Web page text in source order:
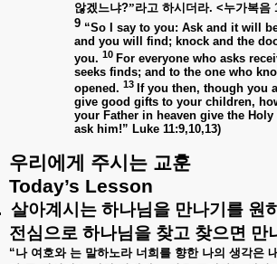
않겠느냐?”라고 하시더라. <누가복음
9 “So I say to you: Ask and it will
and you will find; knock and the
you. 10 For everyone who asks
seeks finds; and to the one who
opened. 13 If you then, though you
give good gifts to your children,
your Father in heaven give the
ask him!” Luke 11:9,10,13)
우리에게 주시는 교훈
Today’s Lesson
살아계시는 하나님을 만나기를 원
전심으로 하나님을 찾고 찾으면 만
“나 여호와 는 말하노라 너희를 향한 나의 생각은